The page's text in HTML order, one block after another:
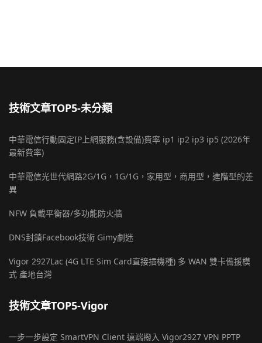
技術文章TOP5-未分類
中華電信行動固定IP上網服務(含設備)費率 ip1 ip2 ip3 ip5 (2026年
最新費率)
中華電信光世代網路2G/1G，1G/1G，家用型，商用型，進階型的差
異
NFW 負載平衡器/多功能防火牆
DNS封鎖Facebook技術 Gimy劇迷
Vigor 2927Lac (4G LTE Sim Card直接插機種) 多 WAN 雙卡備援模
式 產地台灣
技術文章TOP5-Vigor
一步一步設定 SmartVPN Client 遠端撥入 Vigor2927 VPN PPTP